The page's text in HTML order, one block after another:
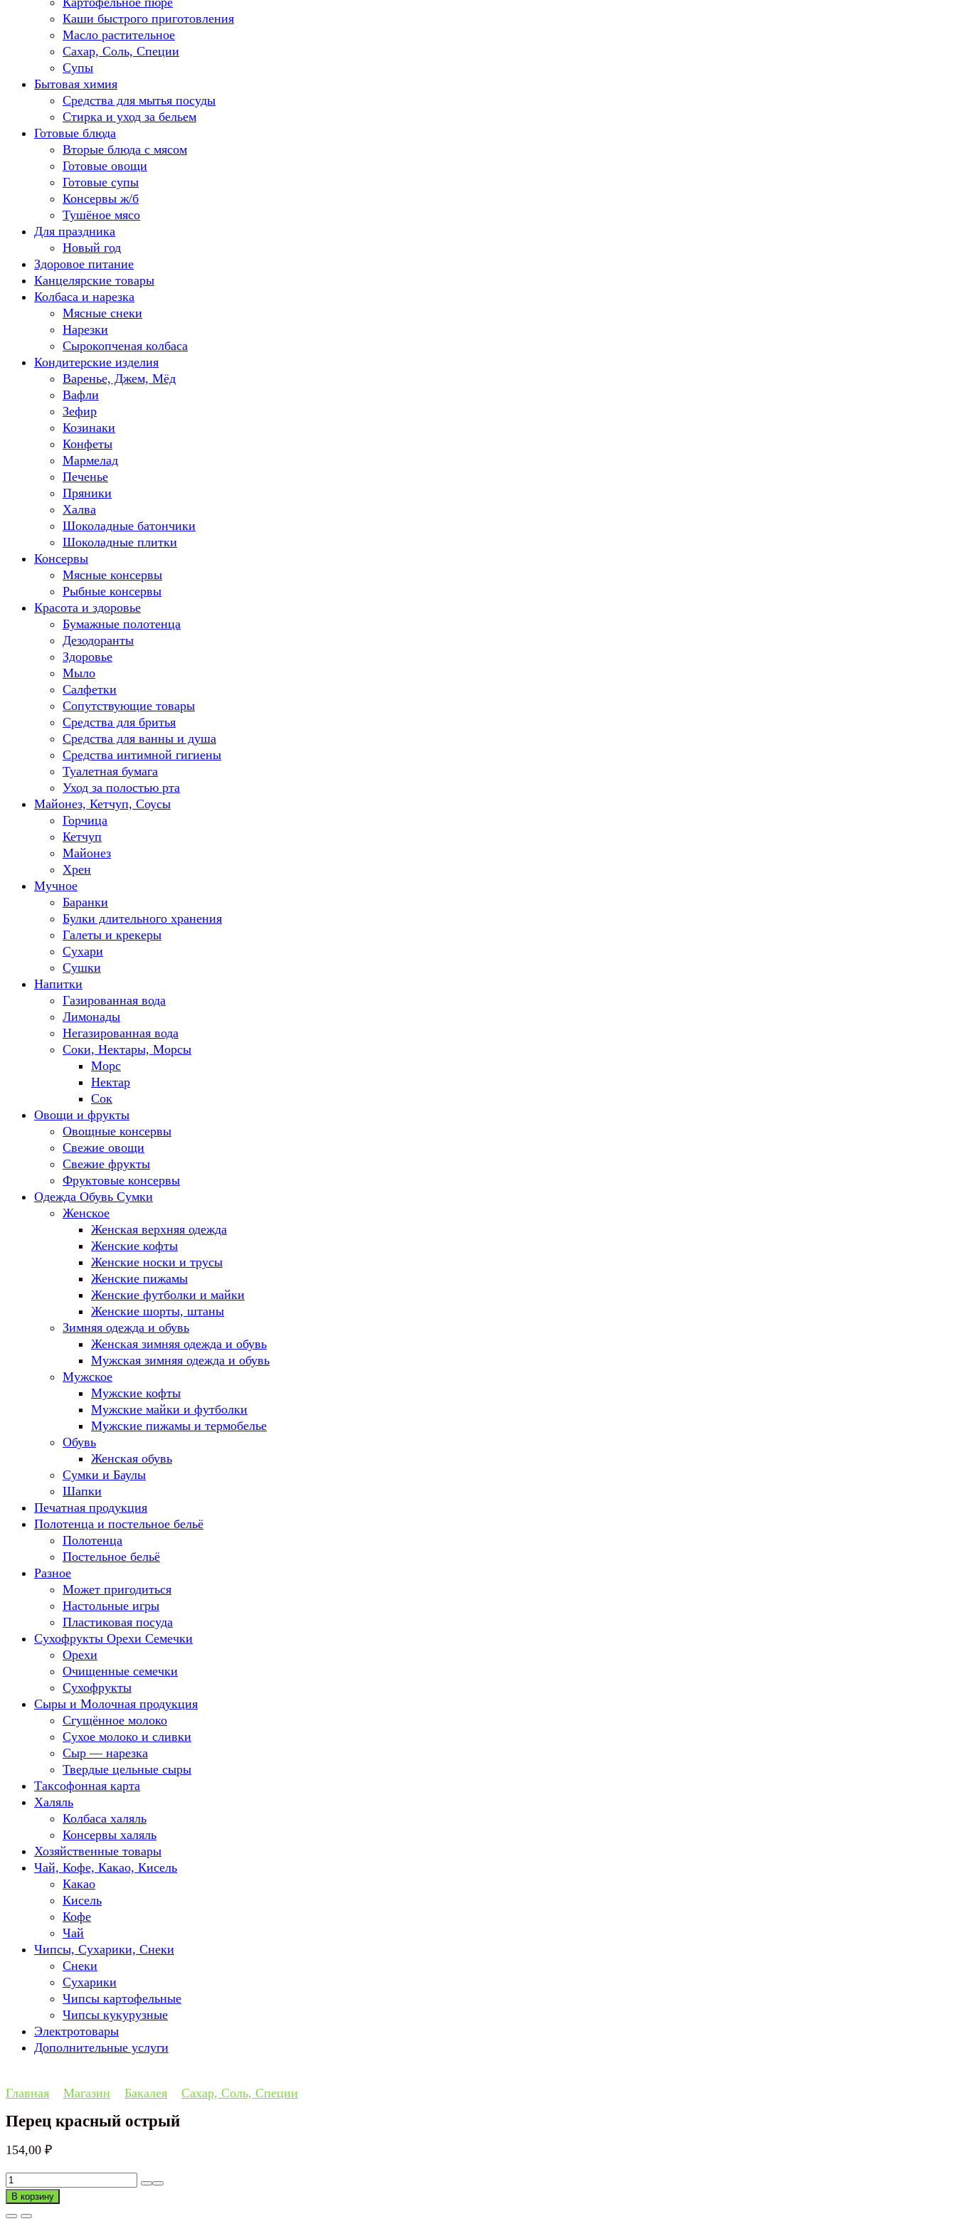
Каши быстрого приготовления
Масло растительное
Сахар, Соль, Специи
Супы
Бытовая химия
Средства для мытья посуды
Стирка и уход за бельем
Готовые блюда
Вторые блюда с мясом
Готовые овощи
Готовые супы
Консервы ж/б
Тушёное мясо
Для праздника
Новый год
Здоровое питание
Канцелярские товары
Колбаса и нарезка
Мясные снеки
Нарезки
Сырокопченая колбаса
Кондитерские изделия
Варенье, Джем, Мёд
Вафли
Зефир
Козинаки
Конфеты
Мармелад
Печенье
Пряники
Халва
Шоколадные батончики
Шоколадные плитки
Консервы
Мясные консервы
Рыбные консервы
Красота и здоровье
Бумажные полотенца
Дезодоранты
Здоровье
Мыло
Салфетки
Сопутствующие товары
Средства для бритья
Средства для ванны и душа
Средства интимной гигиены
Туалетная бумага
Уход за полостью рта
Майонез, Кетчуп, Соусы
Горчица
Кетчуп
Майонез
Хрен
Мучное
Баранки
Булки длительного хранения
Галеты и крекеры
Сухари
Сушки
Напитки
Газированная вода
Лимонады
Негазированная вода
Соки, Нектары, Морсы
Морс
Нектар
Сок
Овощи и фрукты
Овощные консервы
Свежие овощи
Свежие фрукты
Фруктовые консервы
Одежда Обувь Сумки
Женское
Женская верхняя одежда
Женские кофты
Женские носки и трусы
Женские пижамы
Женские футболки и майки
Женские шорты, штаны
Зимняя одежда и обувь
Женская зимняя одежда и обувь
Мужская зимняя одежда и обувь
Мужское
Мужские кофты
Мужские майки и футболки
Мужские пижамы и термобелье
Обувь
Женская обувь
Сумки и Баулы
Шапки
Печатная продукция
Полотенца и постельное бельё
Полотенца
Постельное бельё
Разное
Может пригодиться
Настольные игры
Пластиковая посуда
Сухофрукты Орехи Семечки
Орехи
Очищенные семечки
Сухофрукты
Сыры и Молочная продукция
Сгущённое молоко
Сухое молоко и сливки
Сыр — нарезка
Твердые цельные сыры
Таксофонная карта
Халяль
Колбаса халяль
Консервы халяль
Хозяйственные товары
Чай, Кофе, Какао, Кисель
Какао
Кисель
Кофе
Чай
Чипсы, Сухарики, Снеки
Снеки
Сухарики
Чипсы картофельные
Чипсы кукурузные
Электротовары
Дополнительные услуги
Главная Магазин Бакалея Сахар, Соль, Специи
Перец красный острый
154,00 ₽
Количество
товара
Перец
В корзину